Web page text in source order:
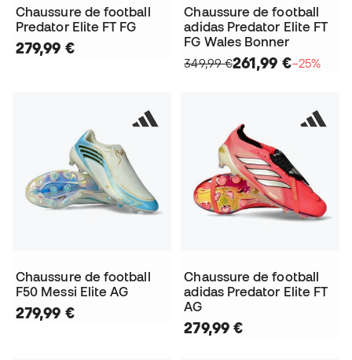
Chaussure de football
Predator Elite FT FG
279,99 €
Chaussure de football
adidas Predator Elite FT
FG Wales Bonner
349,99 €261,99 €−25%
Chaussure de football
F50 Messi Elite AG
279,99 €
Chaussure de football
adidas Predator Elite FT
AG
279,99 €